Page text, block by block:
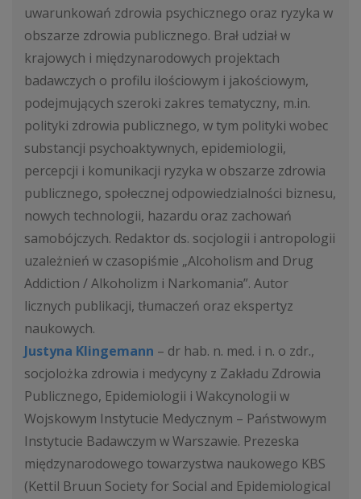
uwarunkowań zdrowia psychicznego oraz ryzyka w
obszarze zdrowia publicznego. Brał udział w
krajowych i międzynarodowych projektach
badawczych o profilu ilościowym i jakościowym,
podejmujących szeroki zakres tematyczny, m.in.
polityki zdrowia publicznego, w tym polityki wobec
substancji psychoaktywnych, epidemiologii,
percepcji i komunikacji ryzyka w obszarze zdrowia
publicznego, społecznej odpowiedzialności biznesu,
nowych technologii, hazardu oraz zachowań
samobójczych. Redaktor ds. socjologii i antropologii
uzależnień w czasopiśmie „Alcoholism and Drug
Addiction / Alkoholizm i Narkomania”. Autor
licznych publikacji, tłumaczeń oraz ekspertyz
naukowych.
Justyna Klingemann – dr hab. n. med. i n. o zdr.,
socjolożka zdrowia i medycyny z Zakładu Zdrowia
Publicznego, Epidemiologii i Wakcynologii w
Wojskowym Instytucie Medycznym – Państwowym
Instytucie Badawczym w Warszawie. Prezeska
międzynarodowego towarzystwa naukowego KBS
(Kettil Bruun Society for Social and Epidemiological